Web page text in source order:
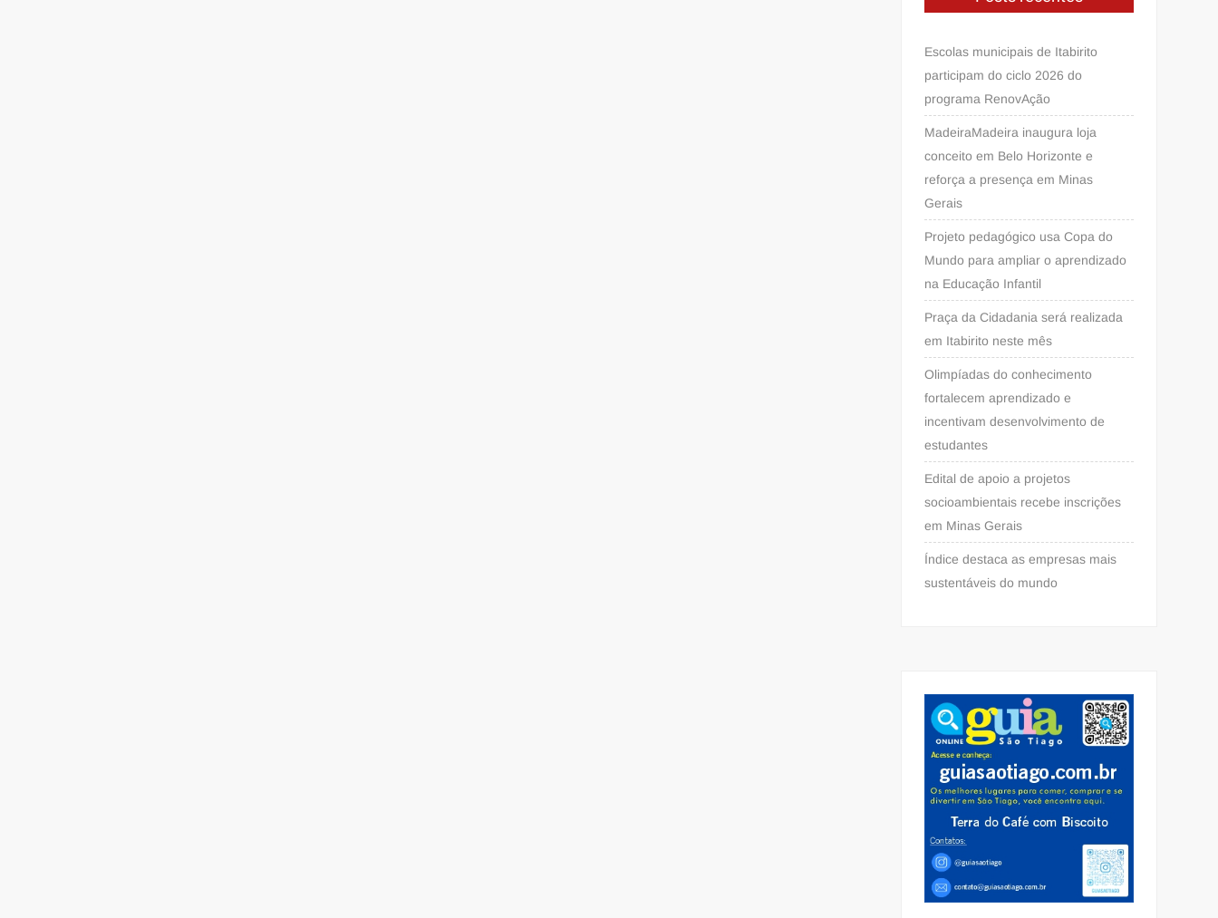
Escolas municipais de Itabirito
participam do ciclo 2026 do
programa RenovAção
MadeiraMadeira inaugura loja
conceito em Belo Horizonte e
reforça a presença em Minas
Gerais
Projeto pedagógico usa Copa do
Mundo para ampliar o aprendizado
na Educação Infantil
Praça da Cidadania será realizada
em Itabirito neste mês
Olimpíadas do conhecimento
fortalecem aprendizado e
incentivam desenvolvimento de
estudantes
Edital de apoio a projetos
socioambientais recebe inscrições
em Minas Gerais
Índice destaca as empresas mais
sustentáveis do mundo